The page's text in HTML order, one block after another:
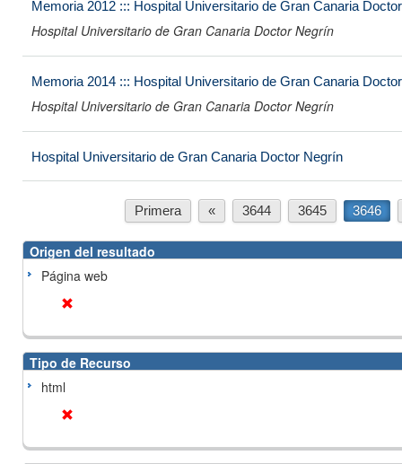
Memoria 2012 ::: Hospital Universitario de Gran Canaria
Hospital Universitario de Gran Canaria Doctor Negrín
Memoria 2014 ::: Hospital Universitario de Gran Canaria
Hospital Universitario de Gran Canaria Doctor Negrín
Hospital Universitario de Gran Canaria Doctor Negrín
Primera « 3644 3645 3646
Origen del resultado
Página web
Tipo de Recurso
html